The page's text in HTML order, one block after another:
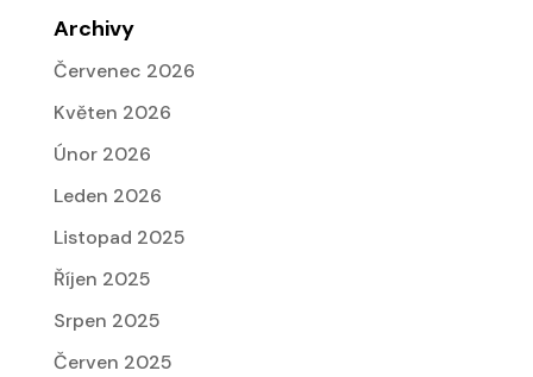
Archivy
Červenec 2026
Květen 2026
Únor 2026
Leden 2026
Listopad 2025
Říjen 2025
Srpen 2025
Červen 2025